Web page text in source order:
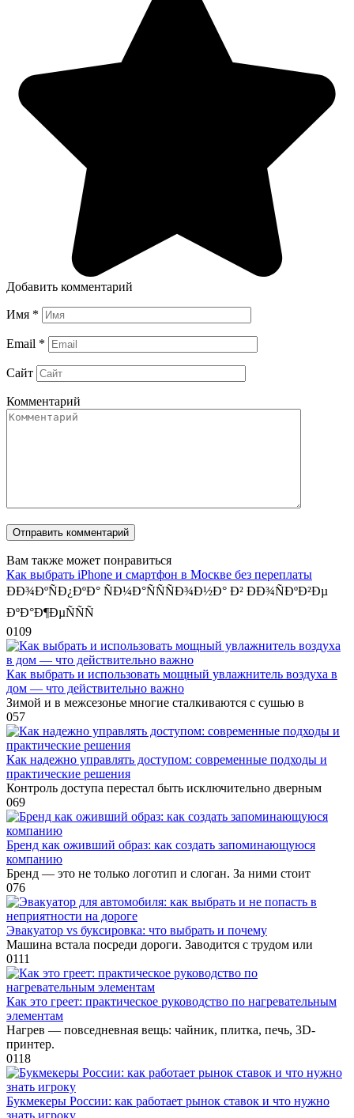
Добавить комментарий
Имя *
Email *
Сайт
Комментарий
Вам также может понравиться
Как выбрать iPhone и смартфон в Москве без переплаты
ÐÐ¾ÐºÑÐ¿ÐºÐ° ÑÐ¼Ð°ÑÑÑÐ¾Ð½Ð° Ð² ÐÐ¾ÑÐºÐ²Ðµ
ÐºÐ°Ð¶ÐµÑÑÑ
0109
Как выбрать и использовать мощный увлажнитель воздуха в
дом — что действительно важно
Зимой и в межсезонье многие сталкиваются с сушью в
057
Как надежно управлять доступом: современные подходы и
практические решения
Контроль доступа перестал быть исключительно дверным
069
Бренд как оживший образ: как создать запоминающуюся
компанию
Бренд — это не только логотип и слоган. За ними стоит
076
Эвакуатор vs буксировка: что выбрать и почему
Машина встала посреди дороги. Заводится с трудом или
0111
Как это греет: практическое руководство по нагревательным
элементам
Нагрев — повседневная вещь: чайник, плитка, печь, 3D-
принтер.
0118
Букмекеры России: как работает рынок ставок и что нужно